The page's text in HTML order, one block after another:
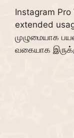
Instagram
extended
முழுமையாக
வகையாக